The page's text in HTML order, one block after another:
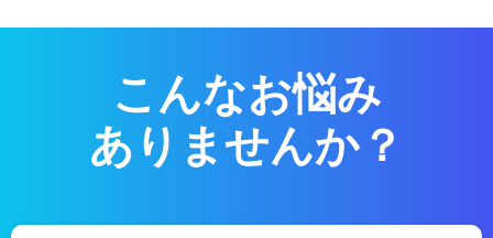
こんなお悩み
ありませんか？